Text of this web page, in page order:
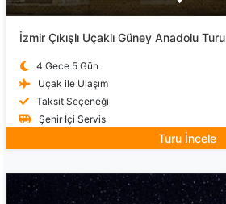
İzmir Çıkışlı Uçaklı Güney Anadolu Turu
4 Gece 5 Gün
Uçak ile Ulaşım
Taksit Seçeneği
Şehir İçi Servis
Turu İncele